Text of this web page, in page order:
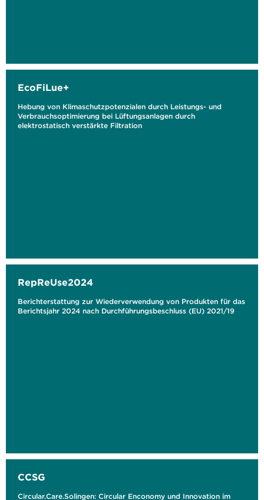
EcoFiLue+
Hebung von Klimaschutzpotenzialen durch Leistungs- und
Verbrauchsoptimierung bei Lüftungsanlagen durch
elektrostatisch verstärkte Filtration
RepReUse2024
Berichterstattung zur Wiederverwendung von Produkten für das
Berichtsjahr 2024 nach Durchführungsbeschluss (EU) 2021/19
CCSG
Circular.Care.Solingen: Circular Enconomy und Innovation im